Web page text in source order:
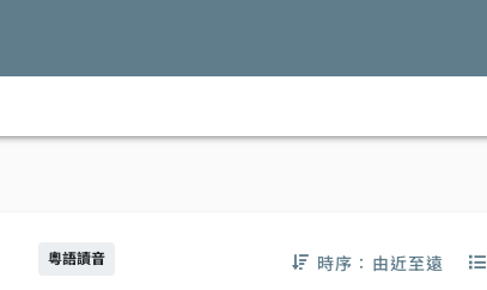
粵語讀音 時序：由近至遠